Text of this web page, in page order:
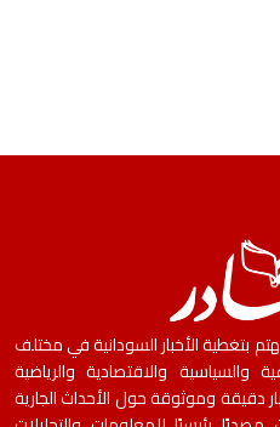
بتغطية الأخبار السودانية في مختلف
والسياسية والاقتصادية والرياضية
دقيقة وموثوقة حول الأحداث الجارية